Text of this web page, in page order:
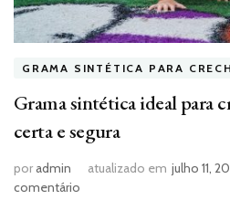
GRAMA SINTÉTICA PARA
Grama sintética ideal para
certa e segura
poradmin atualizado em julho 11,
comentário